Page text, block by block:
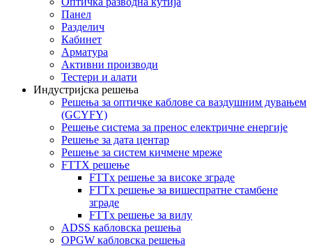
Панел
Разделич
Кабинет
Арматура
Активни производи
Тестери и алати
Индустријска решења
Решења за оптичке каблове са ваздушним дувањем
(GCYFY)
Решење система за пренос електричне енергије
Решење за дата центар
Решење за систем кичмене мреже
FTTX решење
FTTx решење за високе зграде
FTTx решење за вишеспратне стамбене
зграде
FTTx решење за вилу
ADSS кабловска решења
OPGW кабловска решења